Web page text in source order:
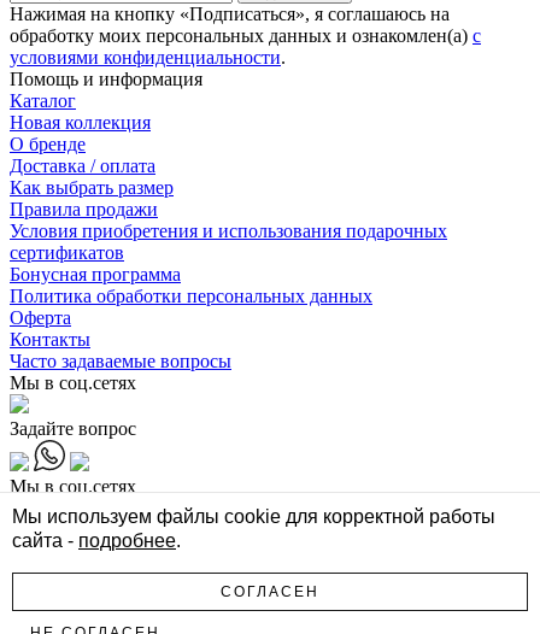
Нажимая на кнопку «Подписаться», я соглашаюсь на
обработку моих персональных данных и ознакомлен(а) с
условиями конфиденциальности.
Помощь и информация
Каталог
Новая коллекция
О бренде
Доставка / оплата
Как выбрать размер
Правила продажи
Условия приобретения и использования подарочных
сертификатов
Бонусная программа
Политика обработки персональных данных
Оферта
Контакты
Часто задаваемые вопросы
Мы в соц.сетях
Задайте вопрос
Мы в соц.сетях
Задайте вопрос
Стильная женская одежда Select
© Все права защищены 2026
Мы используем файлы cookie для корректной работы
сайта - подробнее.
СОГЛАСЕН